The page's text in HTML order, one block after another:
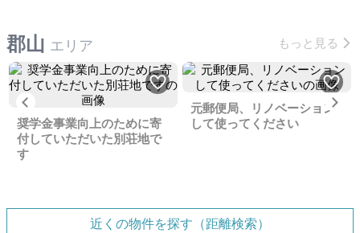
郡山 エリア もっと見る
Previous
奨学金事業向上のために寄
付していただいた別荘地で
す
元郵便局、リノベーション
して使ってください
近くの物件を探す（距離検索）